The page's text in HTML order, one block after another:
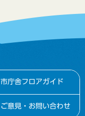
市庁舎フロアガイド
ご意見・お問い合わせ